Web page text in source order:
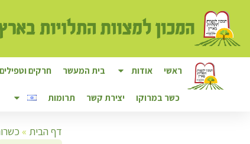
ראשי אודות בית המעשר חרקים
כשר במרוקו יצירת קשר תרומות
דף הבית »